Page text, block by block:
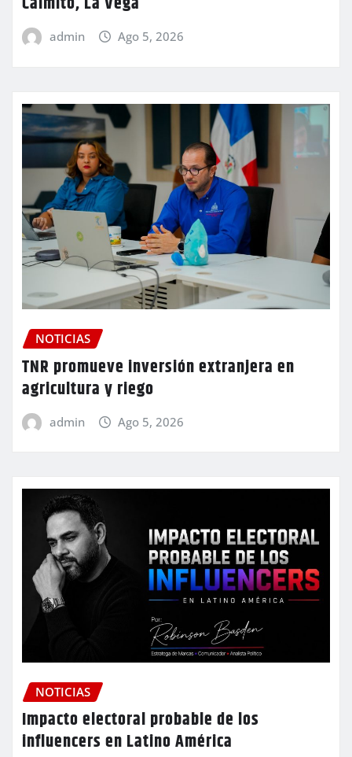
admin Ago 5, 2026
NOTICIAS
TNR promueve inversión extranjera en
agricultura y riego
admin Ago 5, 2026
NOTICIAS
Impacto electoral probable de los
influencers en Latino América